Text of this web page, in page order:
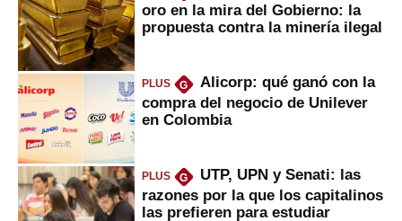
oro en la mira del Gobierno: la
propuesta contra la minería ilegal
PLUS G
Alicorp: qué ganó con la
compra del negocio de Unilever
en Colombia
PLUS G
UTP, UPN y Senati: las
razones por la que los capitalinos
las prefieren para estudiar